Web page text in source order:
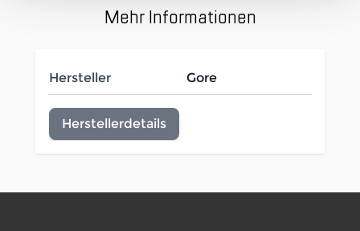
Mehr Informationen
Hersteller Gore
Herstellerdetails